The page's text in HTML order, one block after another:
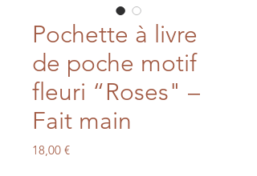
Pochette à livre
de poche motif
fleuri “Roses" –
Fait main
18,00 €Prix